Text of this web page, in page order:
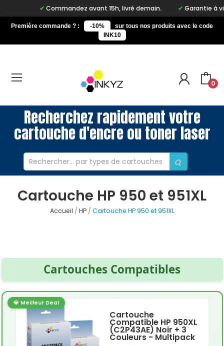
Commandez avant 15h, livré demain. Garantie à vie
Première commande ? : -10%
sur tous nos produits avec le code
INK10
0
Recherchez rapidement votre
cartouche d'encre ou toner laser
Cartouche HP 950 et 951XL
Accueil HP Cartouche HP 950 et 951XL
Cartouches Compatibles
💎 Meilleur Deal
Cartouche
Compatible HP 950XL
(C2P43AE) Noir + 3
Couleurs - Multipack